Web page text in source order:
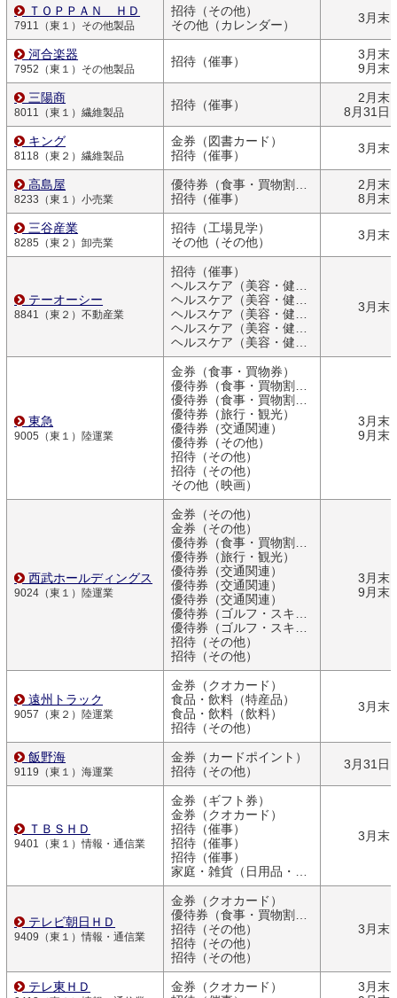
ＴＯＰＰＡＮ ＨＤ
7911（東１）その他製品
招待（その他）
その他（カレンダー）
3月末
河合楽器
7952（東１）その他製品
招待（催事）
3月末
9月末
三陽商
8011（東１）繊維製品
招待（催事）
2月末
8月31日
キング
8118（東２）繊維製品
金券（図書カード）
招待（催事）
3月末
高島屋
8233（東１）小売業
優待券（食事・買物割引券）
招待（催事）
2月末
8月末
三谷産業
8285（東２）卸売業
招待（工場見学）
その他（その他）
3月末
テーオーシー
8841（東２）不動産業
招待（催事）
ヘルスケア（美容・健康関連商品）
ヘルスケア（美容・健康関連商品）
ヘルスケア（美容・健康関連商品）
ヘルスケア（美容・健康関連商品）
ヘルスケア（美容・健康関連商品）
3月末
東急
9005（東１）陸運業
金券（食事・買物券）
優待券（食事・買物割引券）
優待券（食事・買物割引券）
優待券（旅行・観光）
優待券（交通関連）
優待券（その他）
招待（その他）
招待（その他）
その他（映画）
3月末
9月末
西武ホールディングス
9024（東１）陸運業
金券（その他）
金券（その他）
優待券（食事・買物割引券）
優待券（旅行・観光）
優待券（交通関連）
優待券（交通関連）
優待券（交通関連）
優待券（ゴルフ・スキー）
優待券（ゴルフ・スキー）
招待（その他）
招待（その他）
3月末
9月末
遠州トラック
9057（東２）陸運業
金券（クオカード）
食品・飲料（特産品）
食品・飲料（飲料）
招待（その他）
3月末
飯野海
9119（東１）海運業
金券（カードポイント）
招待（その他）
3月31日
ＴＢＳＨＤ
9401（東１）情報・通信業
金券（ギフト券）
金券（クオカード）
招待（催事）
招待（催事）
招待（催事）
家庭・雑貨（日用品・文房具）
3月末
テレビ朝日ＨＤ
9409（東１）情報・通信業
金券（クオカード）
優待券（食事・買物割引券）
招待（その他）
招待（その他）
招待（その他）
3月末
テレ東ＨＤ
金券（クオカード）
3月末